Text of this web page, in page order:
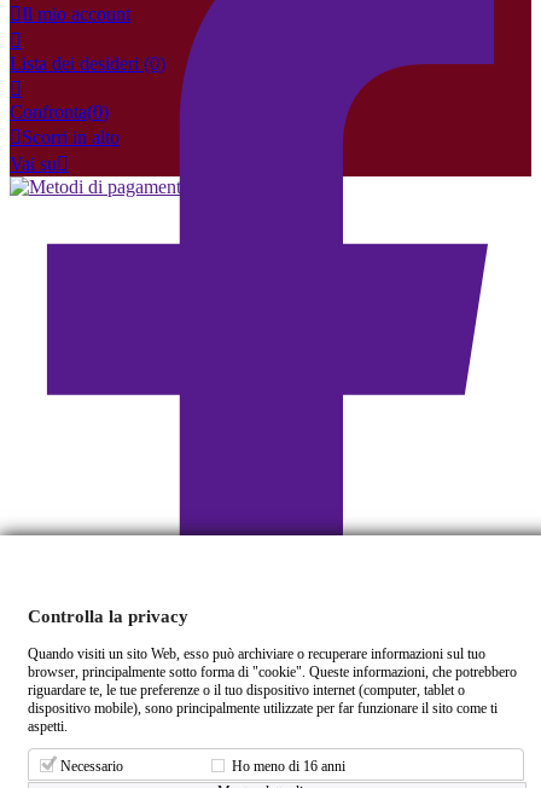
Facebook
Il mio account

Lista dei desideri (0)

Confronta(0)
Scorri in alto
Vai su
© Fresco di Vigna. Tutti i diritti riservati. P. IVA: IT01872010853 - REA: CL-104617 -
Sociale Versato: 10.000€
Controlla la privacy
Quando visiti un sito Web, esso può archiviare o recuperare informazioni sul tuo
browser, principalmente sotto forma di "cookie". Queste informazioni, che potrebbero
riguardare te, le tue preferenze o il tuo dispositivo internet (computer, tablet o
dispositivo mobile), sono principalmente utilizzate per far funzionare il sito come ti
aspetti.
Necessario
Ho meno di 16 anni